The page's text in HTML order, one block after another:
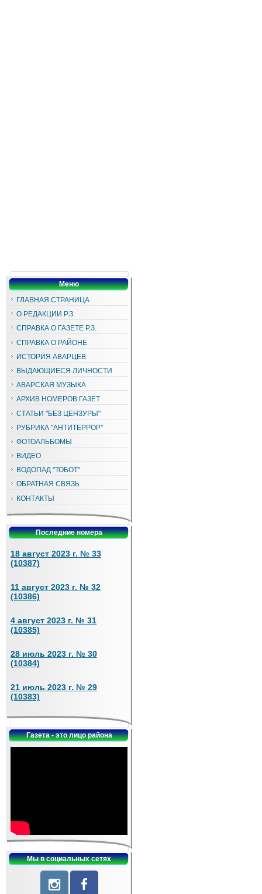
Меню
ГЛАВНАЯ СТРАНИЦА
О РЕДАКЦИИ Р.З.
СПРАВКА О ГАЗЕТЕ Р.З.
СПРАВКА О РАЙОНЕ
ИСТОРИЯ АВАРЦЕВ
ВЫДАЮЩИЕСЯ ЛИЧНОСТИ
АВАРСКАЯ МУЗЫКА
АРХИВ НОМЕРОВ ГАЗЕТ
СТАТЬИ "БЕЗ ЦЕНЗУРЫ"
РУБРИКА "АНТИТЕРРОР"
ФОТОАЛЬБОМЫ
ВИДЕО
ВОДОПАД "ТОБОТ"
ОБРАТНАЯ СВЯЗЬ
КОНТАКТЫ
Последние номера
18 август 2023 г. № 33
(10387)
11 август 2023 г. № 32
(10386)
4 август 2023 г. № 31
(10385)
28 июль 2023 г. № 30
(10384)
21 июль 2023 г. № 29
(10383)
Газета - это лицо района
Мы в социальных сетях